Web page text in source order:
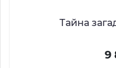
Тайна
9